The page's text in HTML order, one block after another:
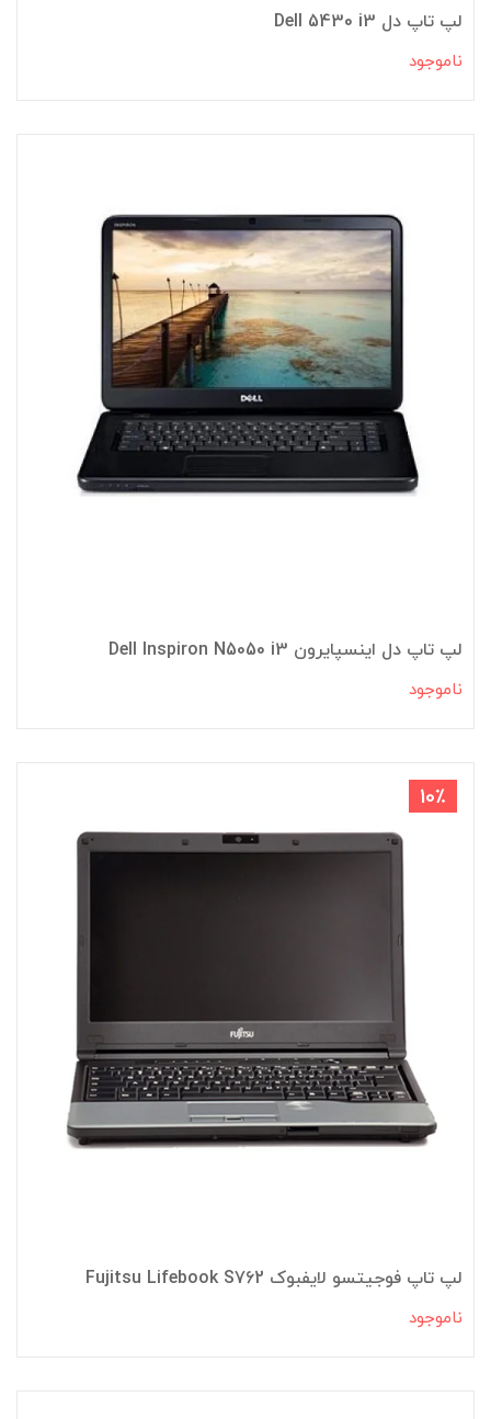
لپ تاپ دل Dell 5430 i3
ناموجود
لپ تاپ دل اینسپایرون Dell Inspiron N5050 i3
ناموجود
10٪
لپ تاپ فوجیتسو لایفبوک Fujitsu Lifebook S762
ناموجود